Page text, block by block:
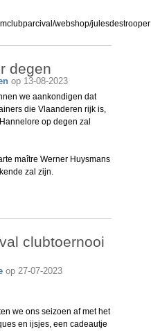
webshop/julesdestrooper
degen
op 13-08-2023
we aankondigen dat
die Vlaanderen rijk is,
op degen zal
maître Werner Huysmans
zal zijn.
clubtoernooi
op 27-07-2023
we ons seizoen af met het
en ijsjes, een cadeautje